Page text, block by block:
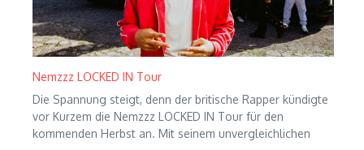
Nemzzz LOCKED IN Tour
Die Spannung steigt, denn der britische Rapper kündigte
vor Kurzem die Nemzzz LOCKED IN Tour für den
kommenden Herbst an. Mit seinem unvergleichlichen